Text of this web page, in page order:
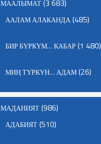
МААЛЫМАТ(3 683)
ААЛАМ АЛАКАНДА(485)
БИР БҮРКҮМ… КАБАР(1 480)
МИҢ ТҮРКҮН… АДАМ(26)
МАДАНИЯТ(986)
АДАБИЯТ(510)